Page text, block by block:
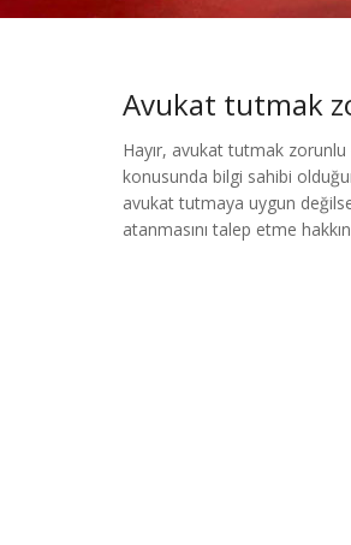
Avukat tutmak
Hayır, avukat tutmak zorunlu
konusunda bilgi sahibi
avukat tutmaya uygun
atanmasını talep etme